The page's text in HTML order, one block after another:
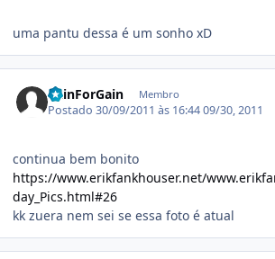
uma pantu dessa é um sonho xD
PainForGain Membro
Postado30/09/2011 às 16:4409/30, 2011
continua bem bonito
https://www.erikfankhouser.net/
day_Pics.html#26
kk zuera nem sei se essa foto é atual